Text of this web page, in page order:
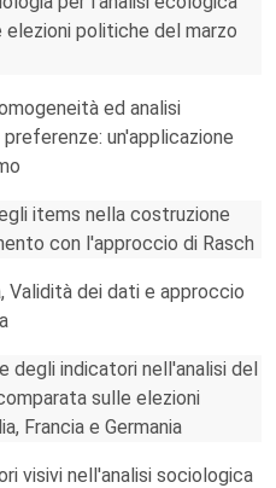
politiche del marzo
ed analisi
un'applicazione
items nella costruzione
con l'approccio di Rasch
Validità dei dati e approccio
degli indicatori nell'analisi del
sulle elezioni
Francia e Germania
visivi nell'analisi sociologica